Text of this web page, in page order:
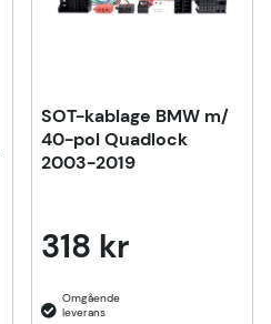
SOT-kablage BMW m/
40-pol Quadlock
2003-2019
318 kr